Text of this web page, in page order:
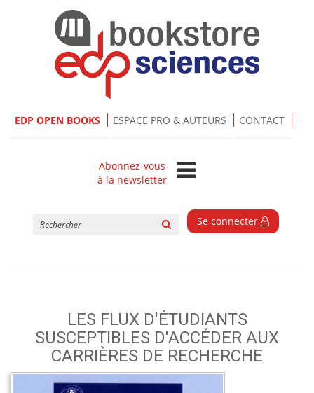
EDP OPEN BOOKS ESPACE PRO & AUTEURS CONTACT
Abonnez-vous
à la newsletter
Se connecter
LES FLUX D'ÉTUDIANTS
SUSCEPTIBLES D'ACCÉDER AUX
CARRIÈRES DE RECHERCHE